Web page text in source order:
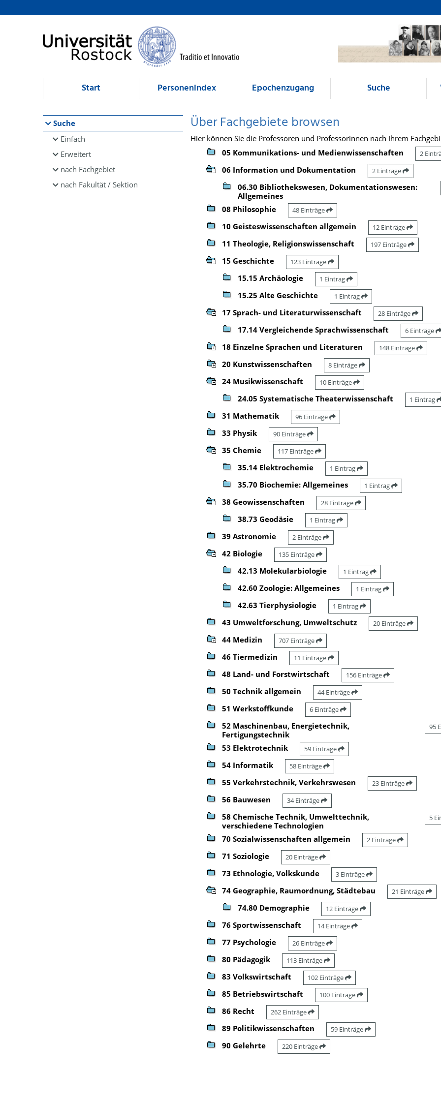
Browsen
direkt zum Inhalt
Start Personenindex Epochenzugang Suche
Suche
Einfach
Erweitert
nach Fachgebiet
nach Fakultät / Sektion
Über Fachgebiete browsen
Hier können Sie die Professoren und Professorinnen nach Ihrem
05 Kommunikations- und Medienwissenschaften
2
06 Information und Dokumentation 2 Einträge
06.30 Bibliothekswesen, Dokumentationswesen:
Allgemeines
08 Philosophie 48 Einträge
10 Geisteswissenschaften allgemein 12 Einträge
11 Theologie, Religionswissenschaft 197 Einträge
15 Geschichte 123 Einträge
15.15 Archäologie 1 Eintrag
15.25 Alte Geschichte 1 Eintrag
17 Sprach- und Literaturwissenschaft 28 Einträge
17.14 Vergleichende Sprachwissenschaft 6 Einträge
18 Einzelne Sprachen und Literaturen 148 Einträge
20 Kunstwissenschaften 8 Einträge
24 Musikwissenschaft 10 Einträge
24.05 Systematische Theaterwissenschaft 1 Eintrag
31 Mathematik 96 Einträge
33 Physik 90 Einträge
35 Chemie 117 Einträge
35.14 Elektrochemie 1 Eintrag
35.70 Biochemie: Allgemeines 1 Eintrag
38 Geowissenschaften 28 Einträge
38.73 Geodäsie 1 Eintrag
39 Astronomie 2 Einträge
42 Biologie 135 Einträge
42.13 Molekularbiologie 1 Eintrag
42.60 Zoologie: Allgemeines 1 Eintrag
42.63 Tierphysiologie 1 Eintrag
43 Umweltforschung, Umweltschutz 20 Einträge
44 Medizin 707 Einträge
46 Tiermedizin 11 Einträge
48 Land- und Forstwirtschaft 156 Einträge
50 Technik allgemein 44 Einträge
51 Werkstoffkunde 6 Einträge
52 Maschinenbau, Energietechnik,
Fertigungstechnik
95
53 Elektrotechnik 59 Einträge
54 Informatik 58 Einträge
55 Verkehrstechnik, Verkehrswesen 23 Einträge
56 Bauwesen 34 Einträge
58 Chemische Technik, Umwelttechnik,
verschiedene Technologien
5
70 Sozialwissenschaften allgemein 2 Einträge
71 Soziologie 20 Einträge
73 Ethnologie, Volkskunde 3 Einträge
74 Geographie, Raumordnung, Städtebau 21 Einträge
74.80 Demographie 12 Einträge
76 Sportwissenschaft 14 Einträge
77 Psychologie 26 Einträge
80 Pädagogik 113 Einträge
83 Volkswirtschaft 102 Einträge
85 Betriebswirtschaft 100 Einträge
86 Recht 262 Einträge
89 Politikwissenschaften 59 Einträge
90 Gelehrte 220 Einträge